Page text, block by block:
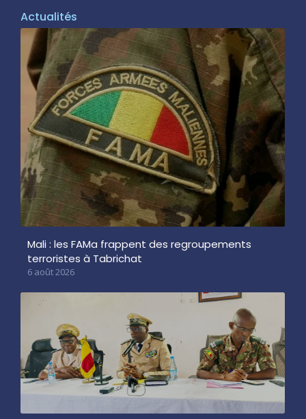
Actualités
Mali : les FAMa frappent des regroupements
terroristes à Tabrichat
6 août 2026